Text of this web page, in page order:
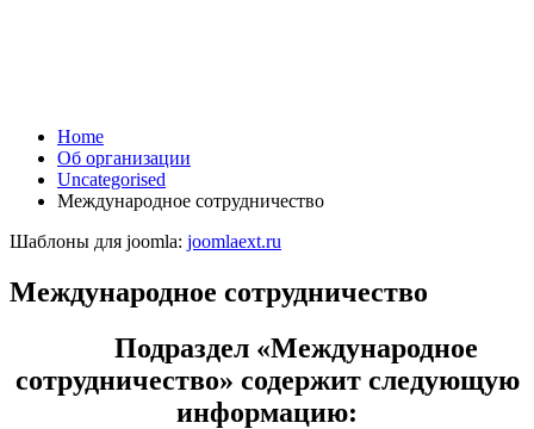
Home
Об организации
Uncategorised
Международное сотрудничество
Шаблоны для joomla: joomlaext.ru
Международное сотрудничество
Подраздел «Международное
сотрудничество» содержит следующую
информацию: